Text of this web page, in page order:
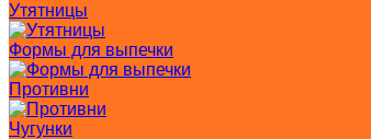
Утятницы
Формы для выпечки
Противни
Чугунки